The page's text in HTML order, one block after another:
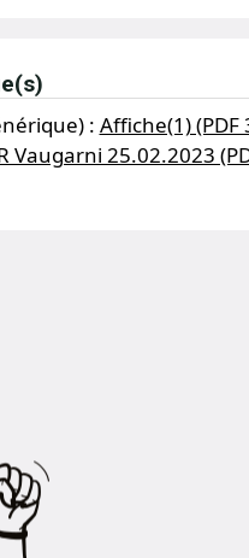
: Affiche(1) (PDF
Vaugarni 25.02.2023